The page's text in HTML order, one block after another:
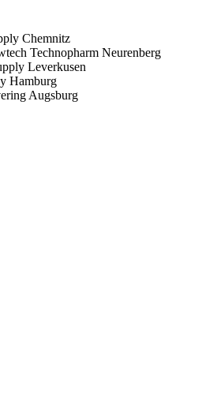
Chemnitz
Technopharm Neurenberg
Leverkusen
Hamburg
Augsburg